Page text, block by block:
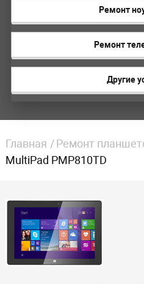
Ремонт
Ремонт
Другие
Главная Ремонт
MultiPad PMP810TD